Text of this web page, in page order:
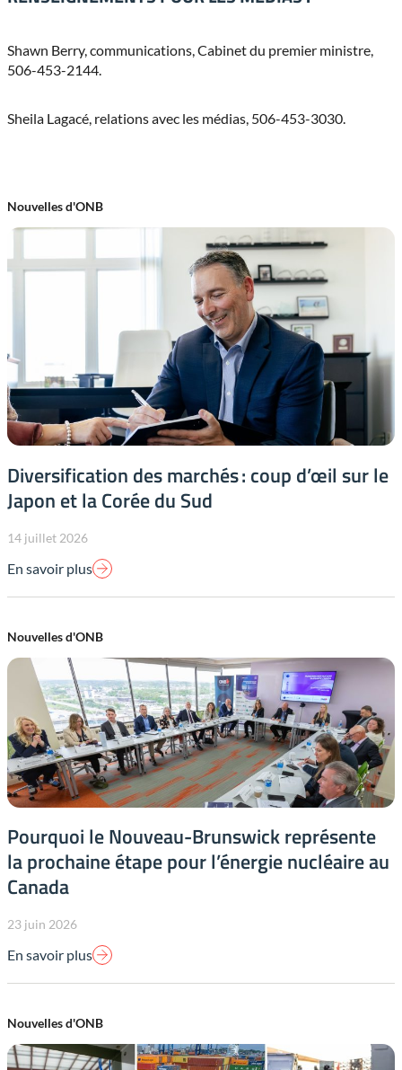
Shawn Berry, communications, Cabinet du premier ministre,
506-453-2144.
Sheila Lagacé, relations avec les médias, 506-453-3030.
Nouvelles d'ONB
Diversification des marchés : coup d’œil sur le
Japon et la Corée du Sud
14 juillet 2026
En savoir plus
Nouvelles d'ONB
Pourquoi le Nouveau-Brunswick représente
la prochaine étape pour l’énergie nucléaire au
Canada
23 juin 2026
En savoir plus
Nouvelles d'ONB